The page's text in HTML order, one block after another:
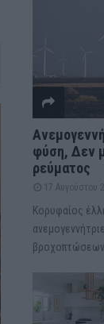
φύση, Δεν
ρεύματος
17 Αυγούστου
Κορυφαίος
βροχοπτώσεων